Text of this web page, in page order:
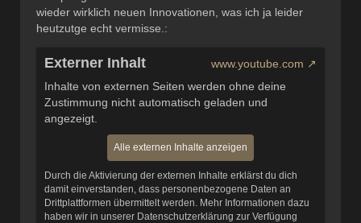
wieder wirklich neuen Innovationen, was ich ja leider
heutzutge echt vermisse.:
Externer Inhalt
www.youtube.com
Inhalte von externen Seiten werden ohne deine
Zustimmung nicht automatisch geladen und
angezeigt.
Alle externen Inhalte anzeigen
Durch die Aktivierung der externen Inhalte erklärst du dich
damit einverstanden, dass personenbezogene Daten an
Drittplattformen übermittelt werden. Mehr Informationen dazu
haben wir in unserer Datenschutzerklärung zur Verfügung